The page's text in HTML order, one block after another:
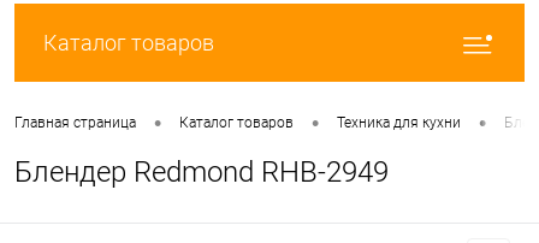
Каталог товаров
Главная страница • Каталог товаров • Техника для кухни •
Блендер Redmond RHB-2949